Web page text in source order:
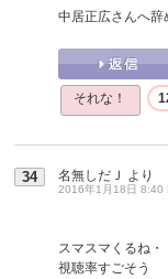
中居正広さんへ辞
それな！
34 名無しだＪ より
2016年1月18日 8:40
スマスマくるね・
視聴率すごそう